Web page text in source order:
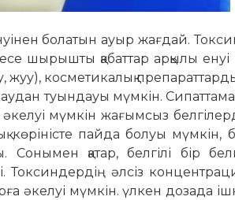
болатын ауыр жағдай.
шырышты қабаттар арқылы
жуу), косметикалық
туындауы мүмкін.
мүмкін жағымсыз
көріністе пайда болуы мүмкін,
қатар, белгілі бір
Токсиндердің әлсіз
әкелуі мүмкін. үлкен дозада